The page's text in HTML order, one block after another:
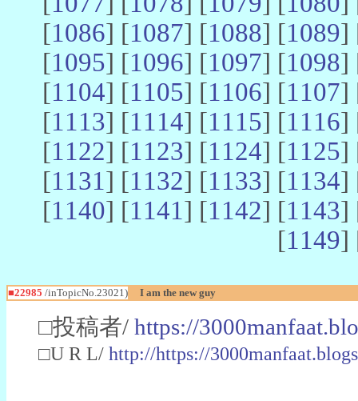
[1086] [1087] [1088] [1089]
[1095] [1096] [1097] [1098]
[1104] [1105] [1106] [1107]
[1113] [1114] [1115] [1116]
[1122] [1123] [1124] [1125]
[1131] [1132] [1133] [1134]
[1140] [1141] [1142] [1143]
[1149]
■22985 /inTopicNo.23021) I am the new guy
□投稿者/ https://
□U R L/ http://https://